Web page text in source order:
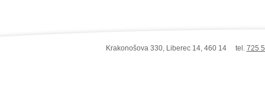
Krakonošova 330, Liberec 14, 460 14 tel. 725